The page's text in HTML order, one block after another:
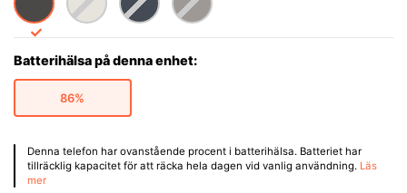
Batterihälsa på denna enhet:
86%
Denna telefon har ovanstående procent i batterihälsa. Batteriet har
tillräcklig kapacitet för att räcka hela dagen vid vanlig användning. Läs
mer